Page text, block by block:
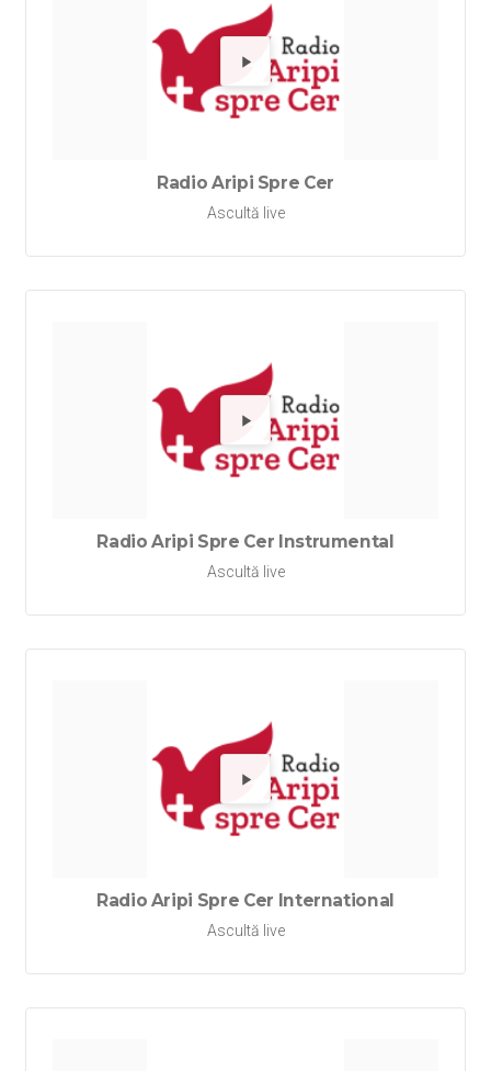
Redă
Radio Aripi Spre Cer
Ascultă live
Redă
Radio Aripi Spre Cer Instrumental
Ascultă live
Redă
Radio Aripi Spre Cer International
Ascultă live